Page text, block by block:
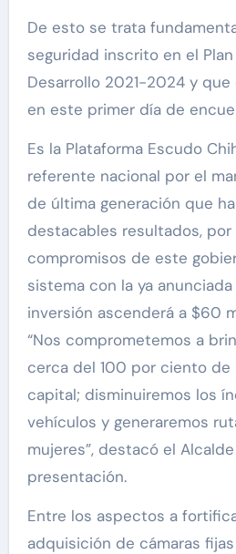
De esto se trata
seguridad inscrito en el
Desarrollo 2021-2024 y
en este primer día de
Es la Plataforma Escudo
referente nacional por el
de última generación que
destacables resultados, por
compromisos de este
sistema con la ya
inversión ascenderá a $60
“Nos comprometemos a
cerca del 100 por ciento de
capital; disminuiremos los
vehículos y generaremos
mujeres”, destacó el
presentación.
Entre los aspectos a
adquisición de cámaras fijas